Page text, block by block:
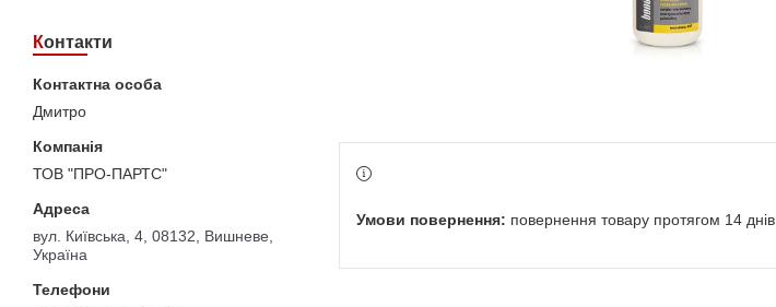
Контакти
Дмитро
ТОВ "ПРО-ПАРТС"
вул. Київська, 4, 08132, Вишневе,
Україна
повернення товару протягом 14 днів